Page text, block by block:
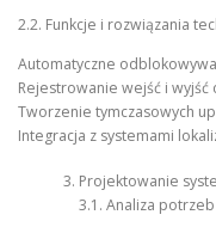
2.2. Funkcje i rozwiązania
Automatyczne
Rejestrowanie wejść i
Tworzenie tymczasowych
Integracja z systemami
Projektowanie
3.1. Analiza